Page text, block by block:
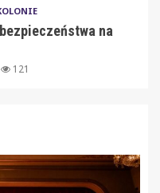
na
121